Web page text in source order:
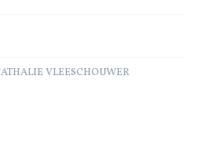
VLEESCHOUWER